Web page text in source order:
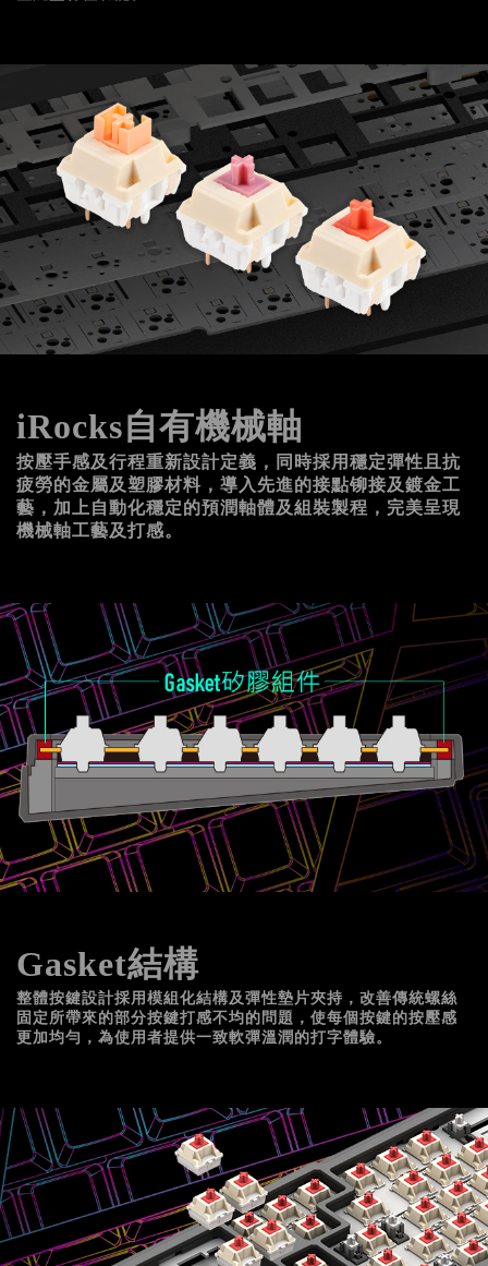
iRocks自有機械軸
按壓手感及行程重新設計定義，同時採用穩定彈性且抗
疲勞的金屬及塑膠材料，導入先進的接點铆接及鍍金工
藝，加上自動化穩定的預潤軸體及組裝製程，完美呈現
機械軸工藝及打感。
Gasket結構
整體按鍵設計採用模組化結構及彈性墊片夾持，改善傳統螺絲
固定所帶來的部分按鍵打感不均的問題，使每個按鍵的按壓感
更加均勻，為使用者提供一致軟彈溫潤的打字體驗。